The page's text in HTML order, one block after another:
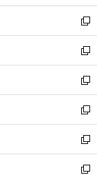
ウ
で
開
く
ン
ド
ウ
で
開
く
新
し
い
ウ
ィ
ン
ド
ウ
で
開
く
新
し
い
ウ
ィ
ン
ド
ウ
で
新
し
い
ウ
ィ
ン
ド
新
し
い
ウ
ィ
新
し
い
新